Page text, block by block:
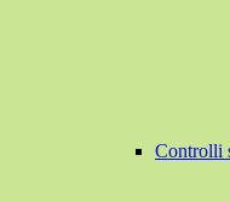
Controlli